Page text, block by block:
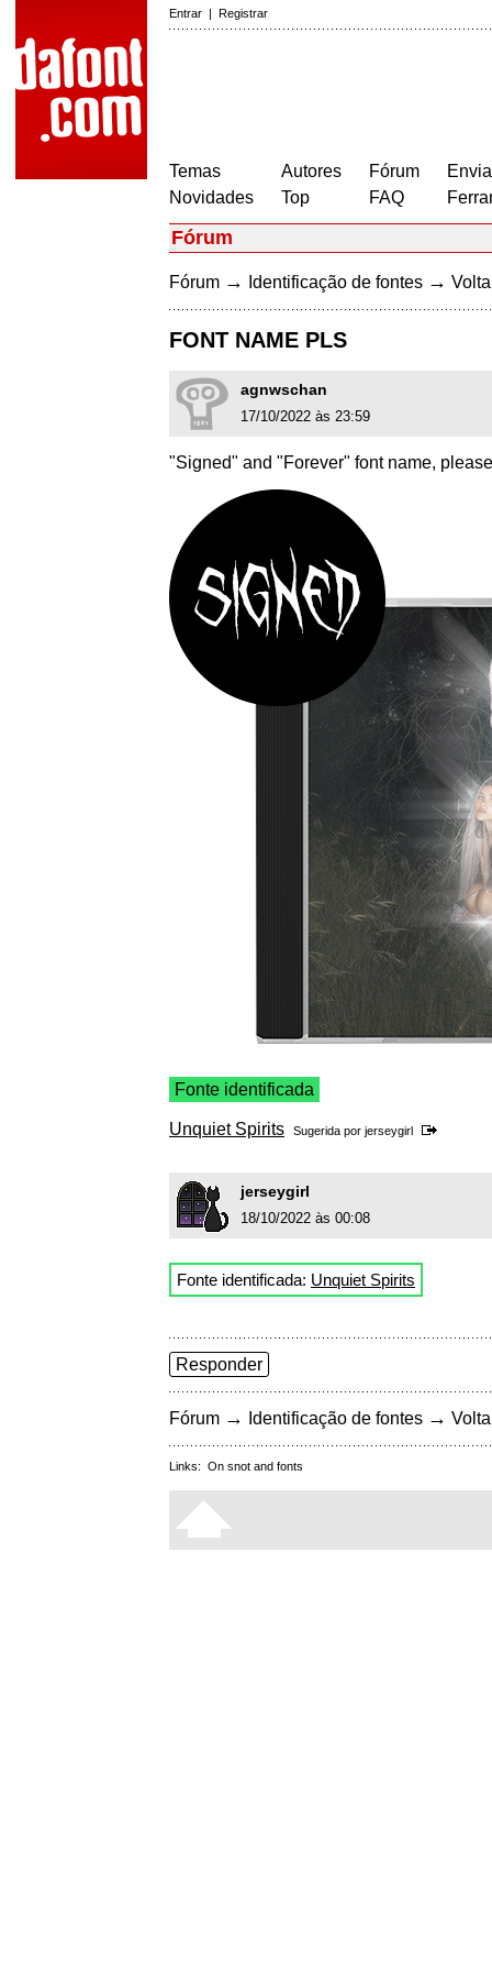
Entrar | Registrar
Temas
Novidades
Autores
Top
Fórum
FAQ
Fórum
Fórum → Identificação de fontes →
FONT NAME PLS
agnwschan
17/10/2022 às 23:59
"Signed" and "Forever" font name, please
Fonte identificada
Unquiet Spirits Sugerida por jerseygirl
jerseygirl
18/10/2022 às 00:08
Fonte identificada: Unquiet Spirits
Responder
Fórum → Identificação de fontes →
Links: On snot and fonts